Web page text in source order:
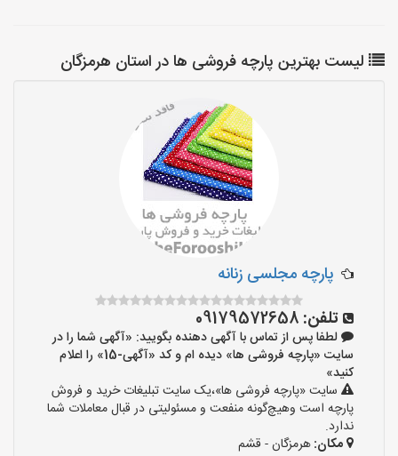
لیست بهترین پارچه فروشی ها در استان هرمزگان
پارچه مجلسی زنانه
تلفن: 09179572658
لطفا پس از تماس با آگهی دهنده بگویید: «آگهی شما را در
سایت «پارچه فروشی ها» دیده ام و کد «آگهی-15» را اعلام
کنید»
سایت «پارچه فروشی ها»،یک سایت تبلیغات خرید و فروش
پارچه است وهیچ‌گونه منفعت و مسئولیتی در قبال معاملات شما
ندارد.
مکان:هرمزگان - قشم